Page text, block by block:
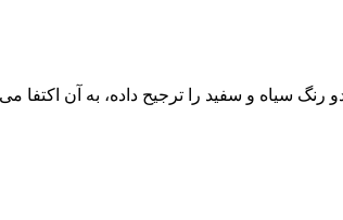
سیاه و سفید را ترجیح داده، به آن اکتفا می